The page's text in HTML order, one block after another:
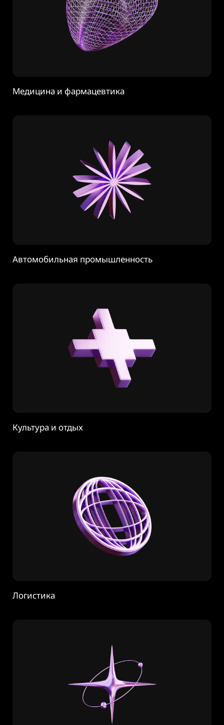
Медицина и фармацевтика
Автомобильная промышленность
Культура и отдых
Логистика